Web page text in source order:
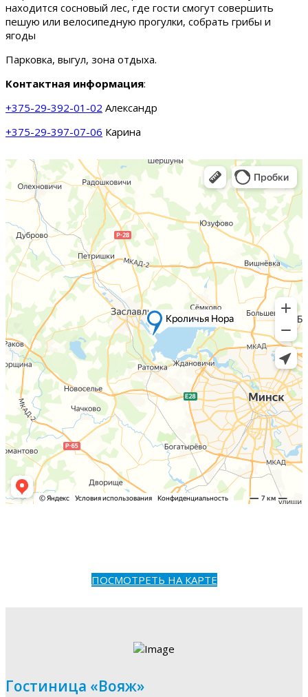
находится сосновый лес, где гости смогут совершить
пешую или велосипедную прогулки, собрать грибы и
ягоды
Парковка, выгул, зона отдыха.
Контактная информация:
+375-29-392-01-02 Александр
+375-29-397-07-06 Карина
ПОСМОТРЕТЬ НА КАРТЕ
Гостиница «Вояж»